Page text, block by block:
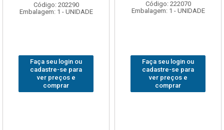
Código: 202290
Embalagem: 1 - UNIDADE
Faça seu login ou
cadastre-se para
ver preços e
comprar
Código: 222070
Embalagem: 1 - UNIDADE
Faça seu login ou
cadastre-se para
ver preços e
comprar